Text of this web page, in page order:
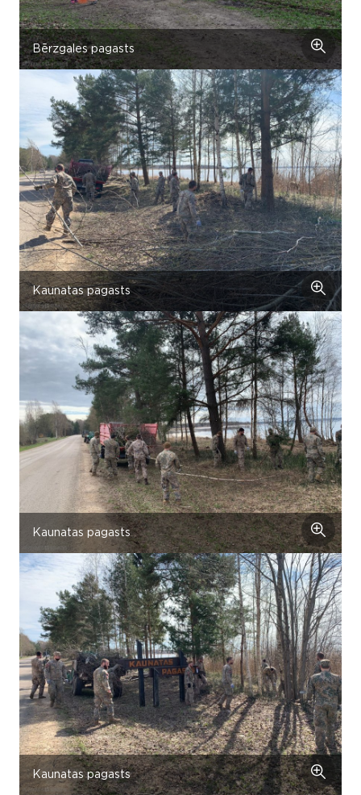
Bērzgales pagasts
Kaunatas pagasts
Kaunatas pagasts
Kaunatas pagasts